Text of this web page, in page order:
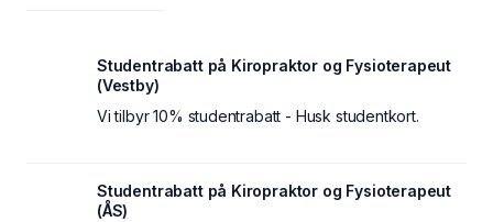
Studentrabatt på Kiropraktor og Fysioterapeut
(Vestby)
Vi tilbyr 10% studentrabatt - Husk studentkort.
Studentrabatt på Kiropraktor og Fysioterapeut
(ÅS)